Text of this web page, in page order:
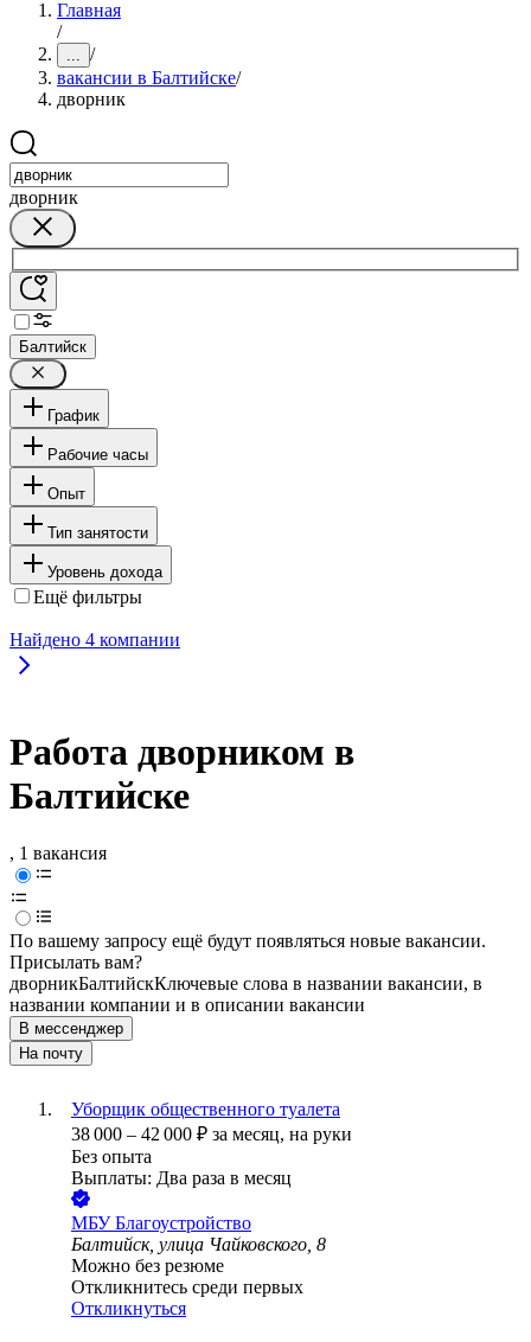
Главная
/
... /
вакансии в Балтийске/
дворник
дворник
Балтийск
График
Рабочие часы
Опыт
Тип занятости
Уровень дохода
Ещё фильтры
Найдено 4 компании
Работа дворником в
Балтийске
, 1 вакансия
По вашему запросу ещё будут появляться новые вакансии.
Присылать вам?
дворникБалтийскКлючевые слова в названии вакансии, в
названии компании и в описании вакансии
В мессенджер
На почту
Уборщик общественного туалета
38 000 – 42 000 ₽ за месяц, на руки
Без опыта
Выплаты: Два раза в месяц
МБУ Благоустройство
Балтийск, улица Чайковского, 8
Можно без резюме
Откликнитесь среди первых
Откликнуться